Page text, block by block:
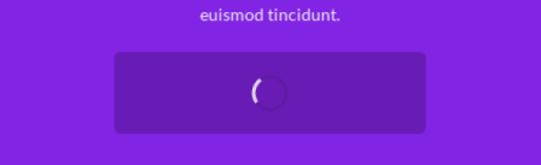
euismod tincidunt.